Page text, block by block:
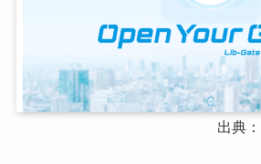
出典：